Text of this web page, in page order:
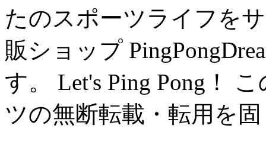
たのスポーツライフを
販ショップ
す。 Let's Ping Pong！
ツの無断転載・転用を